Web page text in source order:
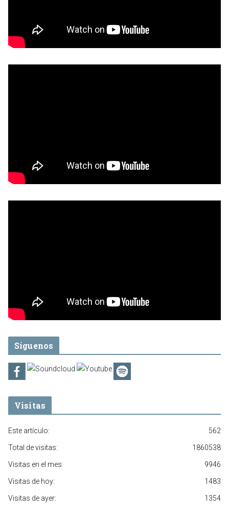
Síguenos
Visitas
562
Este artículo:
1860538
Total de visitas:
9946
Visitas en el mes:
1483
Visitas de hoy:
1354
Visitas de ayer: